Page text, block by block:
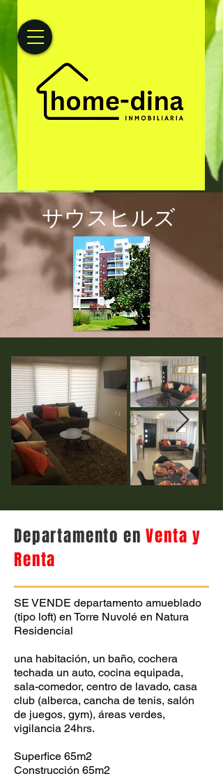
サウスヒルズ
Departamento enVenta y
Renta
SE VENDE departamento amueblado
(tipo loft) en Torre Nuvolé en Natura
Residencial
una habitación, un baño, cochera
techada un auto, cocina equipada,
sala-comedor, centro de lavado, casa
club (alberca, cancha de tenis, salón
de juegos, gym), áreas verdes,
vigilancia 24hrs.
Superfice 65m2
Construcción 65m2